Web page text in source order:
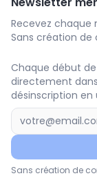
Recevez chaque
Sans création de
Chaque début de
directement
désinscription en
Sans création de